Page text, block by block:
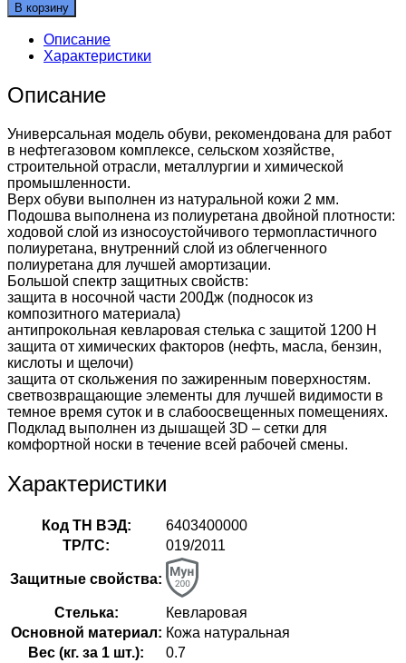
В корзину
Описание
Характеристики
Описание
Универсальная модель обуви, рекомендована для работ
в нефтегазовом комплексе, сельском хозяйстве,
строительной отрасли, металлургии и химической
промышленности.
Верх обуви выполнен из натуральной кожи 2 мм.
Подошва выполнена из полиуретана двойной плотности:
ходовой слой из износоустойчивого термопластичного
полиуретана, внутренний слой из облегченного
полиуретана для лучшей амортизации.
Большой спектр защитных свойств:
защита в носочной части 200Дж (подносок из
композитного материала)
антипрокольная кевларовая стелька с защитой 1200 Н
защита от химических факторов (нефть, масла, бензин,
кислоты и щелочи)
защита от скольжения по зажиренным поверхностям.
светвозвращающие элементы для лучшей видимости в
темное время суток и в слабоосвещенных помещениях.
Подклад выполнен из дышащей 3D – сетки для
комфортной носки в течение всей рабочей смены.
Характеристики
Код ТН ВЭД:
6403400000
ТР/ТС:
019/2011
Защитные свойства:
Стелька:
Кевларовая
Оcновной материал: Кожа натуральная
Вес (кг. за 1 шт.):
0.7